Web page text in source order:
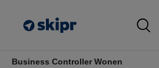
Business Controller Wonen